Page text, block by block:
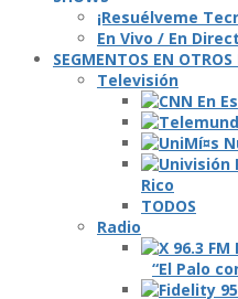
¡Resuélveme
En Vivo / En
SEGMENTOS EN OTROS
Televisión
Rico
TODOS
Radio
“El Palo